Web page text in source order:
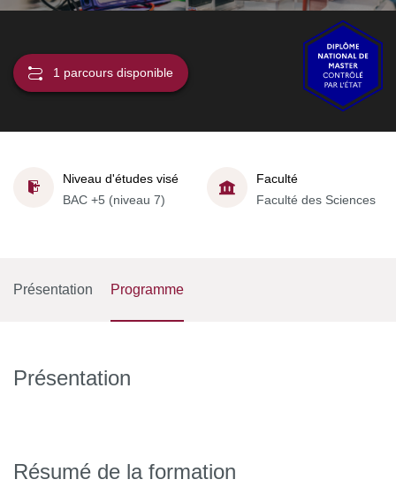
1 parcours disponible
Niveau d'études visé
BAC +5 (niveau 7)
Faculté
Faculté des Sciences
Présentation Programme
Présentation
Résumé de la formation